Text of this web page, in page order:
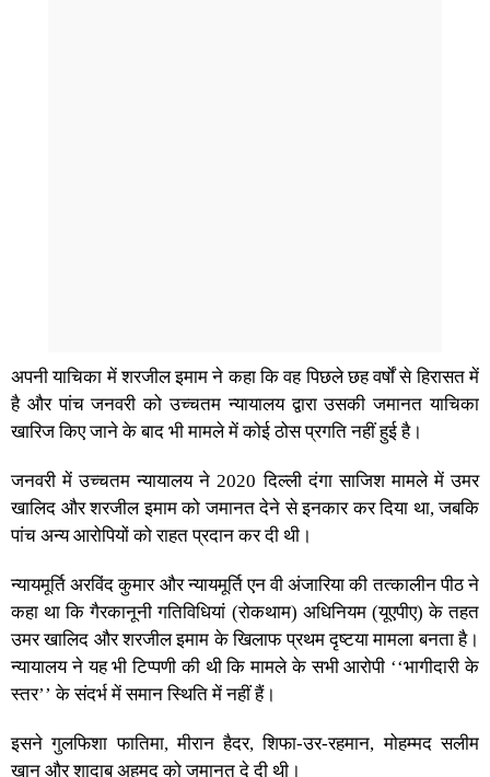
अपनी याचिका में शरजील इमाम ने कहा कि वह पिछले छह वर्षों से हिरासत में
है और पांच जनवरी को उच्चतम न्यायालय द्वारा उसकी जमानत याचिका
खारिज किए जाने के बाद भी मामले में कोई ठोस प्रगति नहीं हुई है।
जनवरी में उच्चतम न्यायालय ने 2020 दिल्ली दंगा साजिश मामले में उमर
खालिद और शरजील इमाम को जमानत देने से इनकार कर दिया था, जबकि
पांच अन्य आरोपियों को राहत प्रदान कर दी थी।
न्यायमूर्ति अरविंद कुमार और न्यायमूर्ति एन वी अंजारिया की तत्कालीन पीठ ने
कहा था कि गैरकानूनी गतिविधियां (रोकथाम) अधिनियम (यूएपीए) के तहत
उमर खालिद और शरजील इमाम के खिलाफ प्रथम दृष्टया मामला बनता है।
न्यायालय ने यह भी टिप्पणी की थी कि मामले के सभी आरोपी ‘‘भागीदारी के
स्तर’’ के संदर्भ में समान स्थिति में नहीं हैं।
इसने गुलफिशा फातिमा, मीरान हैदर, शिफा-उर-रहमान, मोहम्मद सलीम
खान और शादाब अहमद को जमानत दे दी थी।